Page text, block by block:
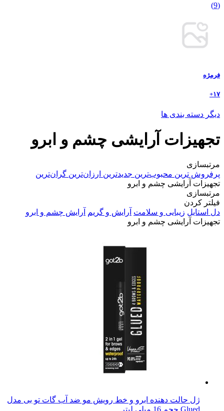
(9)
فرمژه
۱۷+
دیگر دسته بندی ها
تجهیزات آرایشی چشم و ابرو
مرتبسازی
پرفروش ترین محبوب‌ترین جدیدترین ارزان‌ترین گران‌ترین
تجهیزات آرایشی چشم و ابرو
مرتبسازی
فیلتر کردن
دل استایل زیبایی و سلامت آرایش و گریم
آرایش چشم و ابرو
تجهیزات آرایشی چشم و ابرو
ژل حالت دهنده ابرو و خط رویش مو ضد آب گات تو بی مدل
Glued حجم 16 میلی لیتر